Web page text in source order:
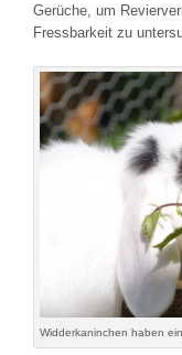
Gerüche, um
Fressbarkeit zu
Widderkaninchen haben